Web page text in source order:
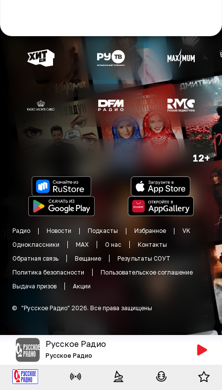
12+
Радио Новости Подкасты Избранное
VK
Одноклассники
MAX О нас
Контакты
Обратная связь
Вещание
Результаты СОУТ
Политика безопасности
Пользовательское соглашение
Выдача призов
Акции
© "Русское Радио" 2026. Все права защищены
Русское Радио
Русское Радио